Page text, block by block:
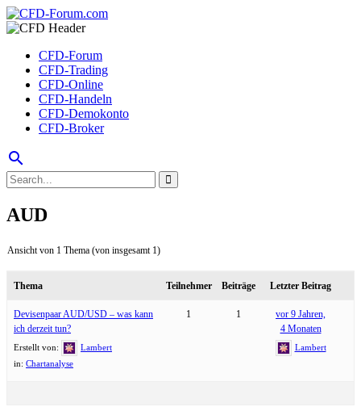
CFD-Forum
CFD-Trading
CFD-Online
CFD-Handeln
CFD-Demokonto
CFD-Broker
search
AUD
Ansicht von 1 Thema (von insgesamt 1)
Thema Teilnehmer Beiträge Letzter Beitrag
Devisenpaar AUD/USD – was kann
ich derzeit tun?
Erstellt von:
Lambert
in: Chartanalyse
1 1
vor 9 Jahren,
4 Monaten
Lambert